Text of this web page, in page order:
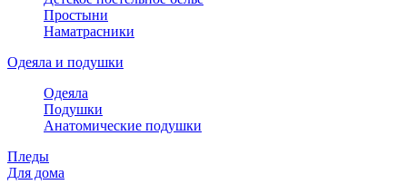
Простыни
Наматрасники
Одеяла и подушки
Одеяла
Подушки
Анатомические подушки
Пледы
Для дома